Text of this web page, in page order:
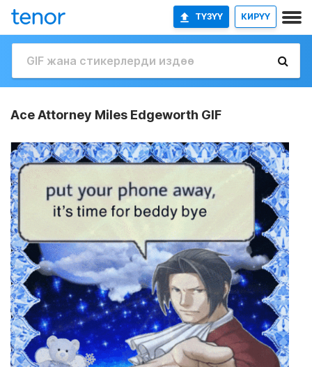
ТҮЗҮҮ КИРҮҮ
Ace Attorney Miles Edgeworth GIF